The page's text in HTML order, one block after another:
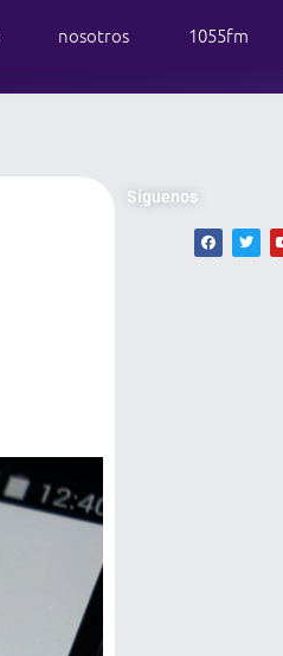
nosotros 1055fm
Síguenos